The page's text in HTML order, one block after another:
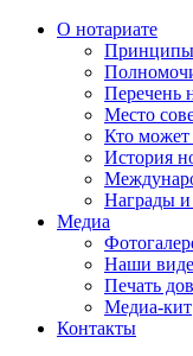
О нотариате
Принципы
Перечень
Место
Кто может
История
Награды
Медиа
Наши
Печать
Медиа-кит
Контакты